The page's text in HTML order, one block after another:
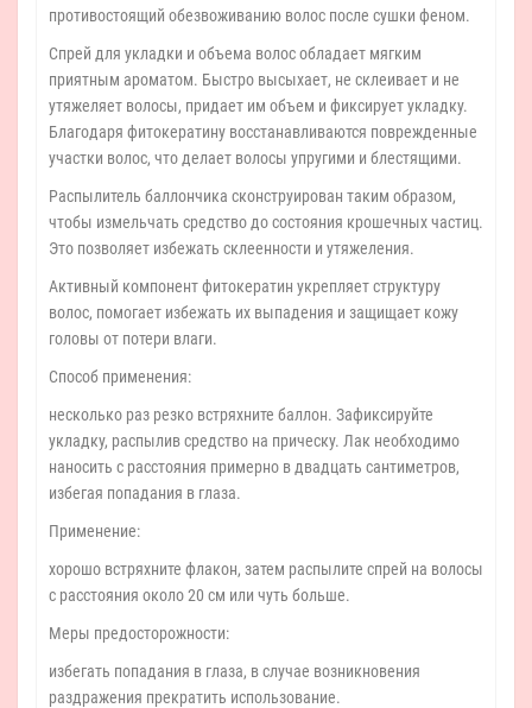
противостоящий обезвоживанию волос после сушки феном.
Спрей для укладки и объема волос обладает мягким
приятным ароматом. Быстро высыхает, не склеивает и не
утяжеляет волосы, придает им объем и фиксирует укладку.
Благодаря фитокератину восстанавливаются поврежденные
участки волос, что делает волосы упругими и блестящими.
Распылитель баллончика сконструирован таким образом,
чтобы измельчать средство до состояния крошечных частиц.
Это позволяет избежать склеенности и утяжеления.
Активный компонент фитокератин укрепляет структуру
волос, помогает избежать их выпадения и защищает кожу
головы от потери влаги.
Способ применения:
несколько раз резко встряхните баллон. Зафиксируйте
укладку, распылив средство на прическу. Лак необходимо
наносить с расстояния примерно в двадцать сантиметров,
избегая попадания в глаза.
Применение:
хорошо встряхните флакон, затем распылите спрей на волосы
с расстояния около 20 см или чуть больше.
Меры предосторожности:
избегать попадания в глаза, в случае возникновения
раздражения прекратить использование.